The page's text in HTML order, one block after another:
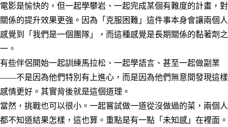
電影是愉快的，但一起學攀岩、一起完成某個有難度的計畫，對
關係的提升效果更強。因為「克服困難」這件事本身會讓兩個人
感覺到「我們是一個團隊」，而這種感覺是長期關係的黏著劑之
一。
有些伴侶開始一起訓練馬拉松、一起學語言、甚至一起做副業
——不是因為他們特別有上進心，而是因為他們無意間發現這樣
感情更好。其實背後就是這個道理。
當然，挑戰也可以很小。一起嘗試做一道從沒做過的菜，兩個人
都不知道結果怎樣，這也算。重點是有一點「未知感」在裡面。